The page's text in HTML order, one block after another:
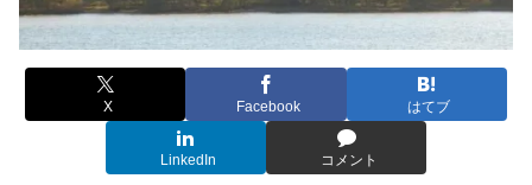
X Facebook はてブ
LinkedIn コメント